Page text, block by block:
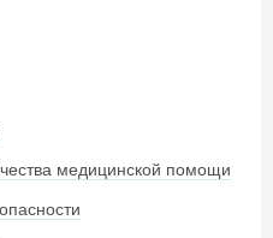
медицинской помощи